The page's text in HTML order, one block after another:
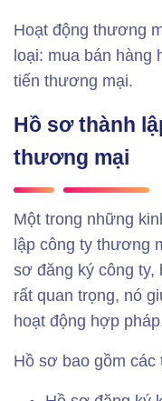
Hoạt động thương
loại: mua bán hàng
tiến thương mại.
Hồ sơ thành
thương mại
Một trong những
lập công ty thương
sơ đăng ký công ty,
rất quan trọng, nó
hoạt động hợp
Hồ sơ bao gồm các